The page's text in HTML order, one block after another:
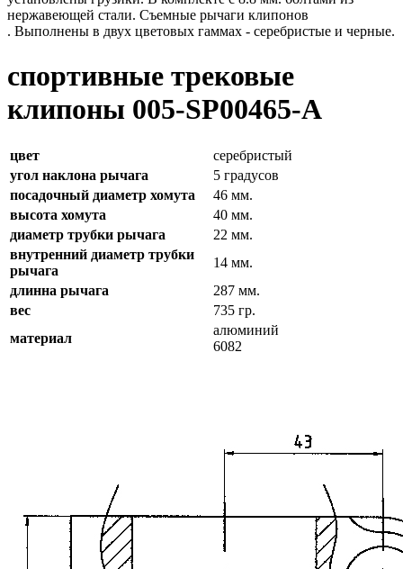
нержавеющей стали. Съемные рычаги клипонов
. Выполнены в двух цветовых гаммах - серебристые и черные.
спортивные трековые
клипоны 005-SP00465-A
цвет
серебристый
угол наклона рычага
5 градусов
посадочный диаметр хомута
46 мм.
высота хомута
40 мм.
диаметр трубки рычага
22 мм.
внутренний диаметр трубки
рычага
14 мм.
длинна рычага
287 мм.
вес
735 гр.
материал
алюминий
6082